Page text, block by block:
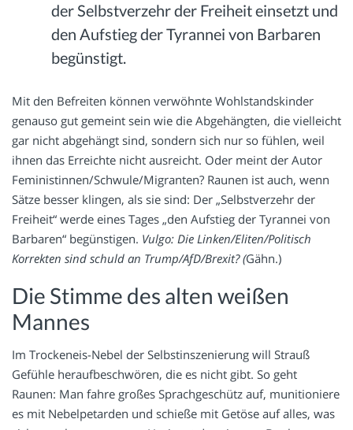
der Selbstverzehr der Freiheit einsetzt und
den Aufstieg der Tyrannei von Barbaren
begünstigt.
Mit den Befreiten können verwöhnte Wohlstandskinder
genauso gut gemeint sein wie die Abgehängten, die vielleicht
gar nicht abgehängt sind, sondern sich nur so fühlen, weil
ihnen das Erreichte nicht ausreicht. Oder meint der Autor
Feministinnen/Schwule/Migranten? Raunen ist auch, wenn
Sätze besser klingen, als sie sind: Der „Selbstverzehr der
Freiheit“ werde eines Tages „den Aufstieg der Tyrannei von
Barbaren“ begünstigen. Vulgo: Die Linken/Eliten/Politisch
Korrekten sind schuld an Trump/AfD/Brexit? (Gähn.)
Die Stimme des alten weißen
Mannes
Im Trockeneis-Nebel der Selbstinszenierung will Strauß
Gefühle heraufbeschwören, die es nicht gibt. So geht
Raunen: Man fahre großes Sprachgeschütz auf, munitioniere
es mit Nebelpetarden und schieße mit Getöse auf alles, was